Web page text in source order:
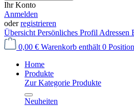
Ihr Konto
Anmelden
oderregistrieren
Übersicht Persönliches Profil Adressen
0,00 € Warenkorb enthält 0
Home
Produkte
Zur Kategorie Produkte
Neuheiten